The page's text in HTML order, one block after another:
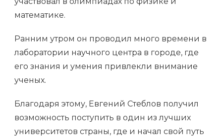
математике.
Ранним утром он проводил много времени в
лаборатории научного центра в городе, где
его знания и умения привлекли внимание
ученых.
Благодаря этому, Евгений Стеблов получил
возможность поступить в один из лучших
университетов страны, где и начал свой путь